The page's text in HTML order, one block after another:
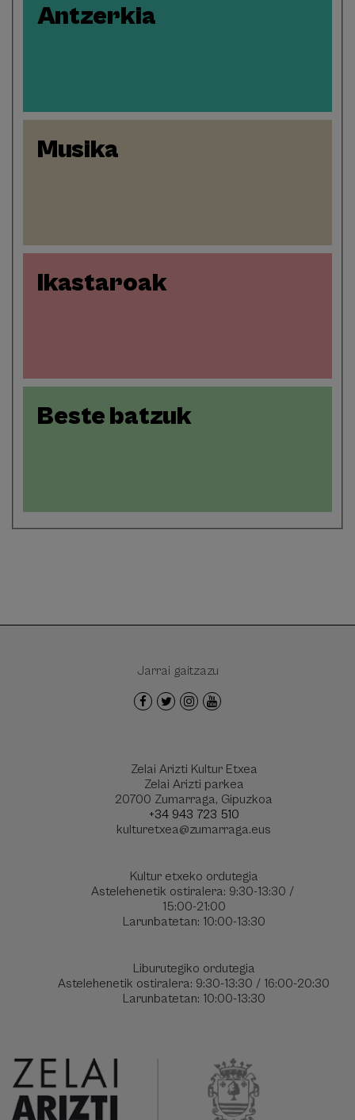
Antzerkia
Musika
Ikastaroak
Beste batzuk
Zelai Arizti Kultur Etxea
Zelai Arizti parkea
20700 Zumarraga, Gipuzkoa
+34 943 723 510
kulturetxea@zumarraga.eus
Kultur etxeko ordutegia
Astelehenetik ostiralera: 9:30-13:30 /
15:00-21:00
Larunbatetan: 10:00-13:30
Liburutegiko ordutegia
Astelehenetik ostiralera: 9:30-13:30 / 16:00-20:30
Larunbatetan: 10:00-13:30
Jarrai gaitzazu